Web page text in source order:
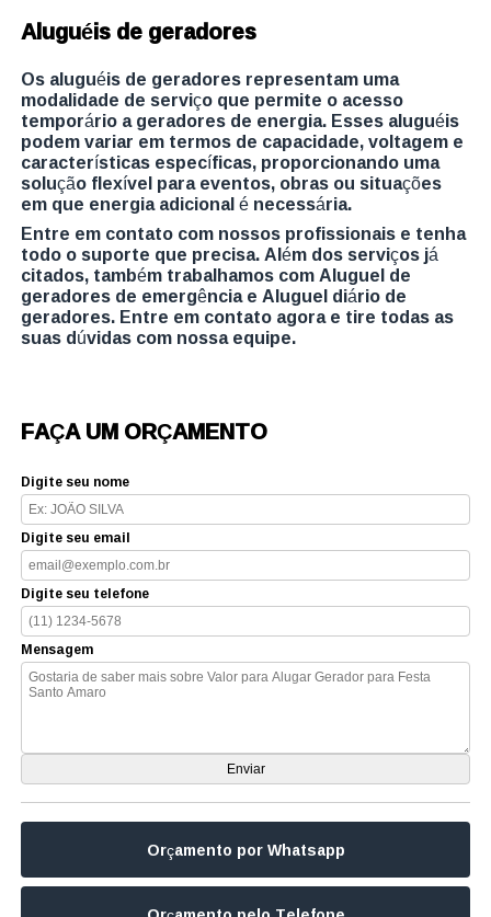
Aluguéis de geradores
Os aluguéis de geradores representam uma
modalidade de serviço que permite o acesso
temporário a geradores de energia. Esses aluguéis
podem variar em termos de capacidade, voltagem e
características específicas, proporcionando uma
solução flexível para eventos, obras ou situações
em que energia adicional é necessária.
Entre em contato com nossos profissionais e tenha
todo o suporte que precisa. Além dos serviços já
citados, também trabalhamos com Aluguel de
geradores de emergência e Aluguel diário de
geradores. Entre em contato agora e tire todas as
suas dúvidas com nossa equipe.
FAÇA UM ORÇAMENTO
Digite seu nome
Digite seu email
Digite seu telefone
Mensagem
Orçamento por Whatsapp